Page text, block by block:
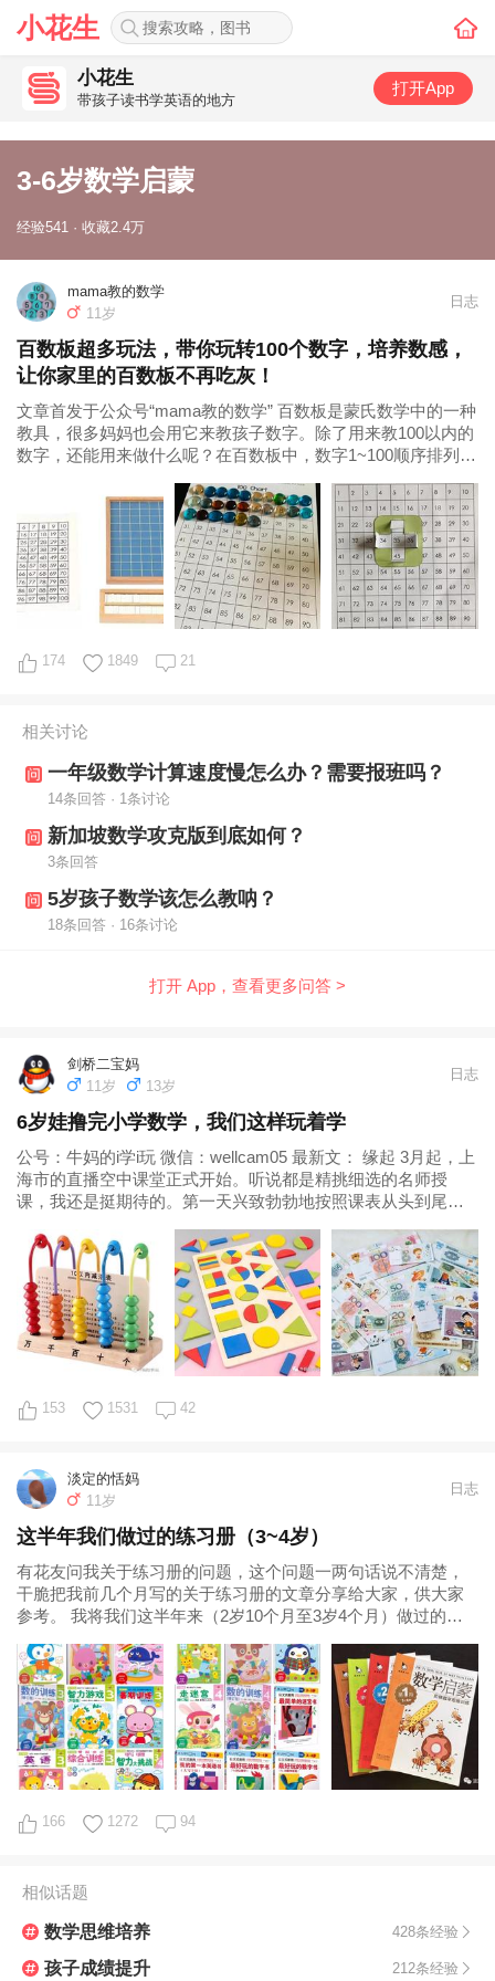
小花生
小花生
带孩子读书学英语的地方
打开App
3-6岁数学启蒙
经验541 · 收藏2.4万
mama教的数学
11岁
日志
百数板超多玩法，带你玩转100个数字，培养数感，
让你家里的百数板不再吃灰！
文章首发于公众号“mama教的数学” 百数板是蒙氏数学中的一种
教具，很多妈妈也会用它来教孩子数字。除了用来教100以内的
数字，还能用来做什么呢？在百数板中，数字1~100顺序排列，
174 1849 21
相关讨论
一年级数学计算速度慢怎么办？需要报班吗？
14条回答 · 1条讨论
新加坡数学攻克版到底如何？
3条回答
5岁孩子数学该怎么教呐？
18条回答 · 16条讨论
打开 App，查看更多问答 >
剑桥二宝妈
11岁
13岁
日志
6岁娃撸完小学数学，我们这样玩着学
公号：牛妈的i学i玩 微信：wellcam05 最新文： 缘起 3月起，上
海市的直播空中课堂正式开始。听说都是精挑细选的名师授
课，我还是挺期待的。第一天兴致勃勃地按照课表从头到尾跟
153 1531 42
淡定的恬妈
11岁
日志
这半年我们做过的练习册（3~4岁）
有花友问我关于练习册的问题，这个问题一两句话说不清楚，
干脆把我前几个月写的关于练习册的文章分享给大家，供大家
参考。 我将我们这半年来（2岁10个月至3岁4个月）做过的练
166 1272 94
相似话题
数学思维培养 428条经验
孩子成绩提升 212条经验